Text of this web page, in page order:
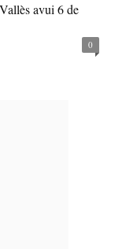
avui 6 de
0